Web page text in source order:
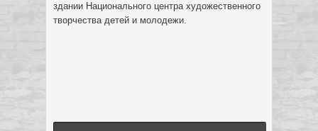
здании Национального центра художественного
творчества детей и молодежи.